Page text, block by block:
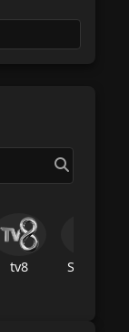
tv8 Star Tv